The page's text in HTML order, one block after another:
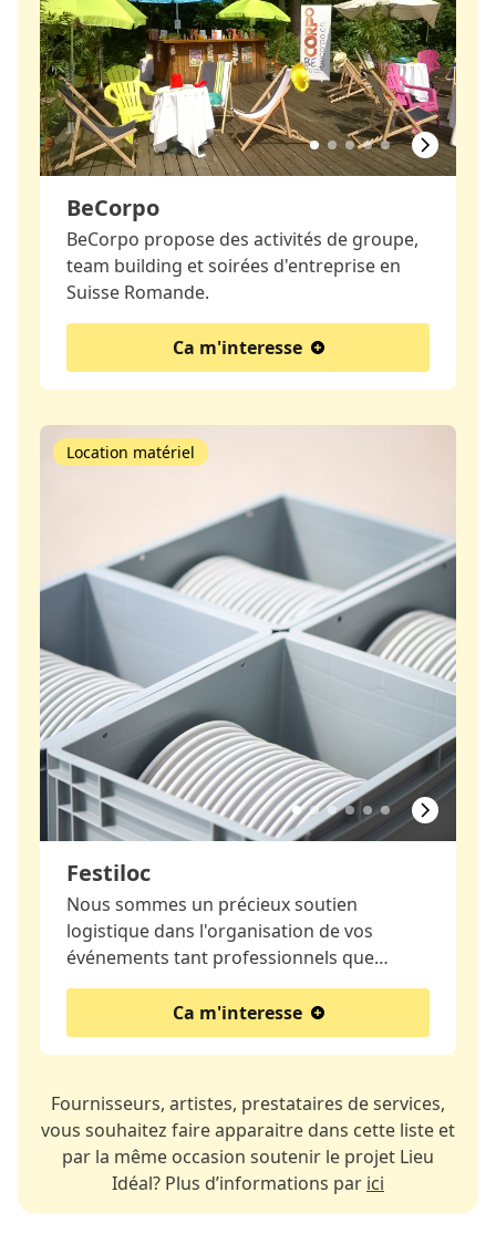
BeCorpo
BeCorpo propose des activités de groupe,
team building et soirées d'entreprise en
Suisse Romande.
Ca m'interesse
Festiloc
Location matériel
Nous sommes un précieux soutien
logistique dans l'organisation de vos
événements tant professionnels que…
Ca m'interesse
Fournisseurs, artistes, prestataires de services,
vous souhaitez faire apparaitre dans cette liste et
par la même occasion soutenir le projet Lieu
Idéal? Plus d’informations par ici